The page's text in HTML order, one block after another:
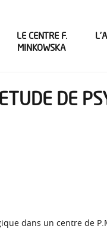
LE CENTRE F.
MINKOWSKA
DE
dans un centre de